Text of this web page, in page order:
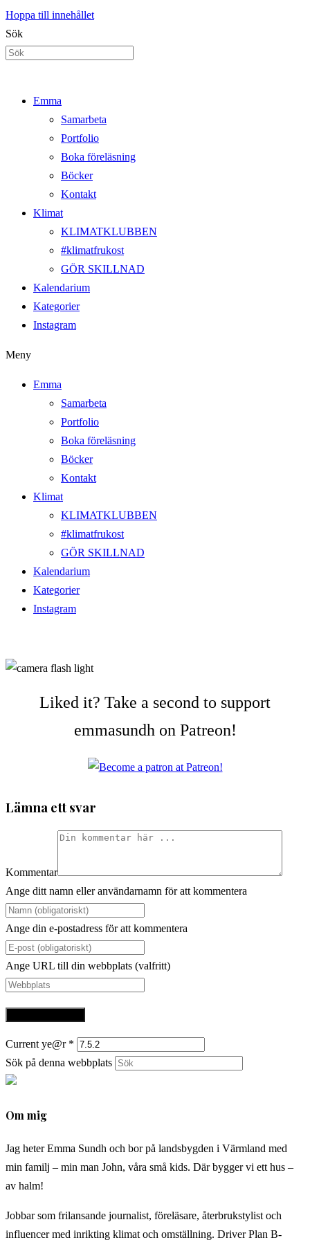
Hoppa till innehållet
Sök
Emma
Samarbeta
Portfolio
Boka föreläsning
Böcker
Kontakt
Klimat
KLIMATKLUBBEN
#klimatfrukost
GÖR SKILLNAD
Kalendarium
Kategorier
Instagram
Meny
Emma
Samarbeta
Portfolio
Boka föreläsning
Böcker
Kontakt
Klimat
KLIMATKLUBBEN
#klimatfrukost
GÖR SKILLNAD
Kalendarium
Kategorier
Instagram
Liked it? Take a second to support
emmasundh on Patreon!
Lämna ett svar
Kommentar
Ange ditt namn eller användarnamn för att kommentera
Ange din e-postadress för att kommentera
Ange URL till din webbplats (valfritt)
Current ye@r *
Sök på denna webbplats
Om mig
Jag heter Emma Sundh och bor på landsbygden i Värmland med
min familj – min man John, våra små kids. Där bygger vi ett hus –
av halm!
Jobbar som frilansande journalist, föreläsare, återbrukstylist och
influencer med inrikting klimat och omställning. Driver Plan B-